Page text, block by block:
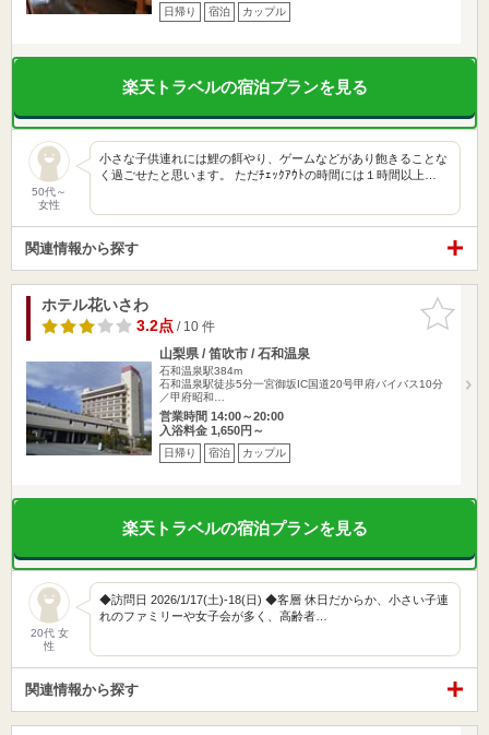
日帰り 宿泊 カップル
楽天トラベルの宿泊プランを見る
50代～
女性
小さな子供連れには鯉の餌やり、ゲームなどがあり飽きることな
く過ごせたと思います。 ただﾁｪｯｸｱｳﾄの時間には１時間以上…
関連情報から探す
お気に入
りに追加
ホテル花いさわ
3.2点/ 10 件
山梨県 / 笛吹市 / 石和温泉
石和温泉駅384m
石和温泉駅徒歩5分一宮御坂IC国道20号甲府バイバス10分
／甲府昭和…
営業時間 14:00～20:00
入浴料金 1,650円～
日帰り 宿泊 カップル
楽天トラベルの宿泊プランを見る
20代 女
性
◆訪問日 2026/1/17(土)-18(日) ◆客層 休日だからか、小さい子連
れのファミリーや女子会が多く、高齢者…
関連情報から探す